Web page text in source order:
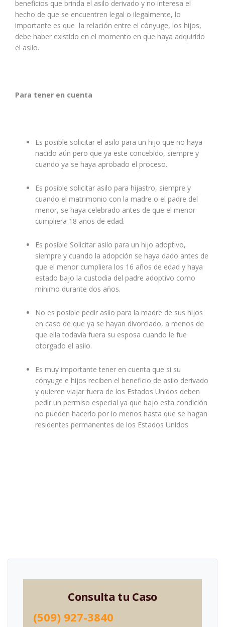
beneficios que brinda el asilo derivado y no interesa el
hecho de que se encuentren legal o ilegalmente, lo
importante es que la relación entre el cónyuge, los hijos,
debe haber existido en el momento en que haya adquirido
el asilo.
Para tener en cuenta
Es posible solicitar el asilo para un hijo que no haya
nacido aún pero que ya este concebido, siempre y
cuando ya se haya aprobado el proceso.
Es posible solicitar asilo para hijastro, siempre y
cuando el matrimonio con la madre o el padre del
menor, se haya celebrado antes de que el menor
cumpliera 18 años de edad.
Es posible Solicitar asilo para un hijo adoptivo,
siempre y cuando la adopción se haya dado antes de
que el menor cumpliera los 16 años de edad y haya
estado bajo la custodia del padre adoptivo como
mínimo durante dos años.
No es posible pedir asilo para la madre de sus hijos
en caso de que ya se hayan divorciado, a menos de
que ella todavía fuera su esposa cuando le fue
otorgado el asilo.
Es muy importante tener en cuenta que si su
cónyuge e hijos reciben el beneficio de asilo derivado
y quieren viajar fuera de los Estados Unidos deben
pedir un permiso especial ya que bajo esta condición
no pueden hacerlo por lo menos hasta que se hagan
residentes permanentes de los Estados Unidos
Consulta tu Caso
(509) 927-3840